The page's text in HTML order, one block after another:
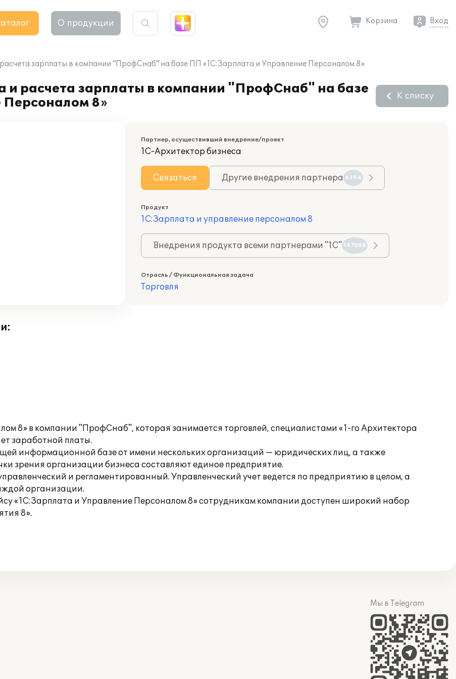
О продукции Корзина Вход
зарплаты в компании "ПрофСнаб" на базе ПП «1С:Зарплата и Управление Персоналом 8»
и расчета зарплаты в компании "ПрофСнаб" на базе
8»
К списку
Партнер, осуществивший внедрение/проект
1С-Архитектор бизнеса
Связаться Другие внедрения партнера 6394
Продукт
1С:Зарплата и управление персоналом 8
Внедрения продукта всеми партнерами "1С" 147008
Отрасль / Функциональная задача
Торговля
8» в компании "ПрофСнаб", которая занимается торговлей, специалистами «1-го Архитектора
заработной платы.
информационной базе от имени нескольких организаций — юридических лиц, а также
зрения организации бизнеса составляют единое предприятие.
и регламентированный. Управленческий учет ведется по предприятию в целом, а
организации.
«1С:Зарплата и Управление Персоналом 8» сотрудникам компании доступен широкий набор
8».
Мы в Telegram